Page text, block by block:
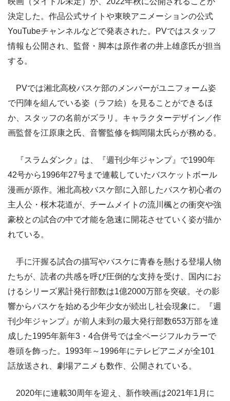
決定した。作品公式サイトや東映アニメーションの公式
YouTubeチャンネルなどで発表された。PVではスタッフ
情報も公開され、監督・脚本は原作者の井上雄彦氏が担当
する。
PVでは湘北高校バスケ部のメンバーがユニフォーム姿
で円陣を組んでいる姿（ラフ絵）を見ることができるほ
か、スタッフの名前がズラリ。キャラクターデザイン／作
画監督を江原康之氏、音響監修を鶴岡陽太氏らが務める。
『スラムダンク』は、『週刊少年ジャンプ』で1990年
42号から1996年27号まで連載していたバスケットボール
漫画が原作。湘北高校バスケ部に入部したバスケ初心者の
主人公・桜木花道が、チームメイトの流川楓との衝突や強
豪校との試合の中で才能を急速に開花させていく姿が描か
れている。
手に汗握る試合の描写やバスケに青春を懸ける登場人物
たちが、読者の共感を呼び圧倒的な支持を受け、国内にお
けるシリーズ累計発行部数は1億2000万部を突破。その影
響からバスケを始める少年少女が続出し社会現象に。『週
刊少年ジャンプ』が前人未到の最大発行部数653万部を達
成した1995年新年3・4合併号では全ページフルカラーで
巻頭を飾った。1993年～1996年にテレビアニメが全101
話放送され、劇場アニメも数作、公開されている。
2020年に連載30周年を迎え、新作映画は2021年1月に